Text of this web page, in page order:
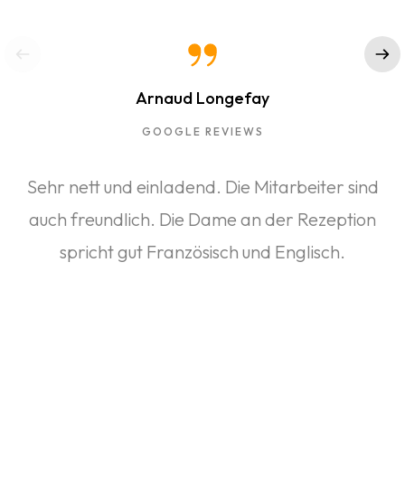
Arnaud Longefay
GOOGLE REVIEWS
Sehr nett und einladend. Die Mitarbeiter sind
auch freundlich. Die Dame an der Rezeption
spricht gut Französisch und Englisch.